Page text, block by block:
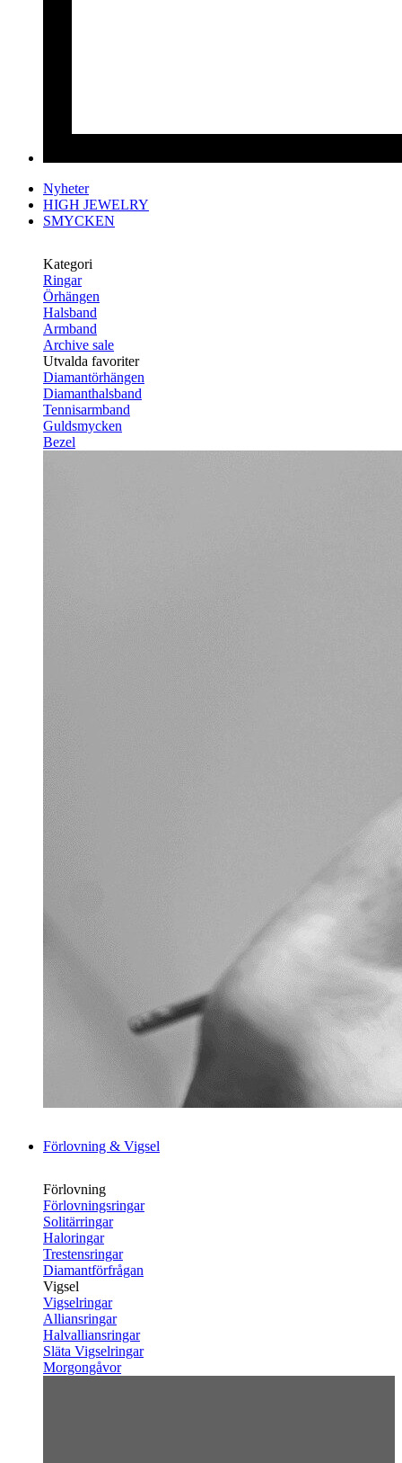
Nyheter
HIGH JEWELRY
SMYCKEN
Kategori
Ringar
Örhängen
Halsband
Armband
Archive sale
Utvalda favoriter
Diamantörhängen
Diamanthalsband
Tennisarmband
Guldsmycken
Bezel
Förlovning & Vigsel
Förlovning
Förlovningsringar
Solitärringar
Haloringar
Trestensringar
Diamantförfrågan
Vigsel
Vigselringar
Alliansringar
Halvalliansringar
Släta Vigselringar
Morgongåvor